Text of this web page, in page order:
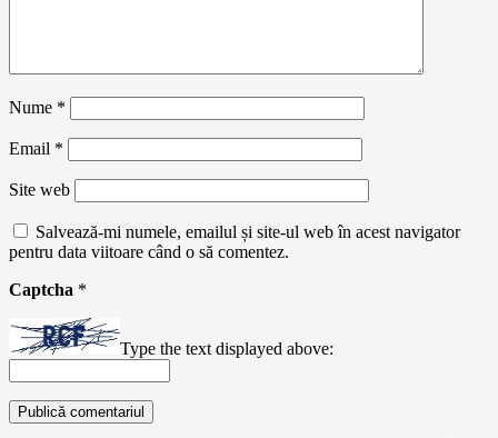
Nume *
Email *
Site web
Salvează-mi numele, emailul și site-ul web în acest navigator
pentru data viitoare când o să comentez.
Captcha *
Type the text displayed above: